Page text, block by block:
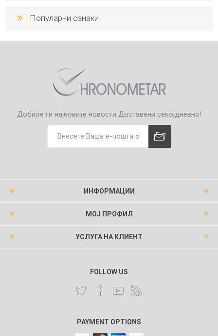
Популарни ознаки
Добијте ги најновите новости Доставени секојдневно!
ИНФОРМАЦИИ
МОЈ ПРОФИЛ
УСЛУГА НА КЛИЕНТ
FOLLOW US
PAYMENT OPTIONS